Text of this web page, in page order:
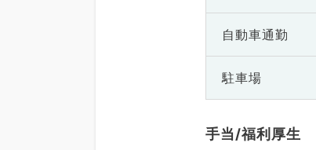
自動車通勤
駐車場
手当/福利厚生